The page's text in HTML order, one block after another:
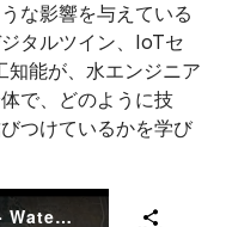
な影響を与えている
タルツイン、IoTセ
知能が、水エンジニア
で、どのように技
つけているかを学び
Industry Breakout Session - Water Overall Summary